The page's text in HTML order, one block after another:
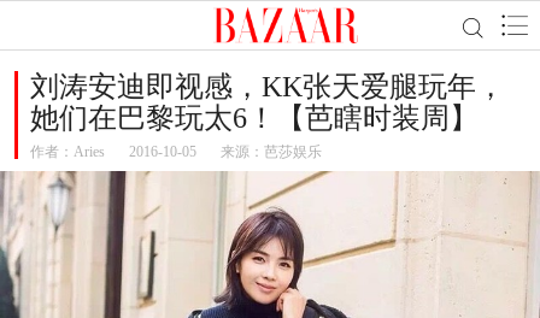
刘涛安迪即视感，KK张天爱腿玩年，
她们在巴黎玩太6！【芭瞎时装周】
作者： Aries 2016-10-05 来源：芭莎娱乐